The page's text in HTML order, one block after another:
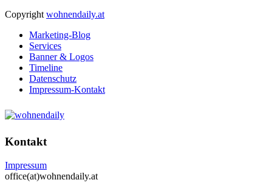
Copyright wohnendaily.at
Marketing-Blog
Services
Banner & Logos
Timeline
Datenschutz
Impressum-Kontakt
Kontakt
Impressum
office(at)wohnendaily.at